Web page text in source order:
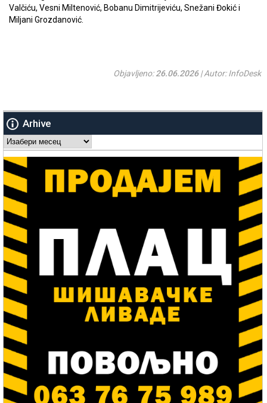
Valčiću, Vesni Miltenović, Bobanu Dimitrijeviću, Snežani Đokić i
Miljani Grozdanović.
Objavljeno:26.06.2026| Autor: InfoDesk
Arhive
Arhive